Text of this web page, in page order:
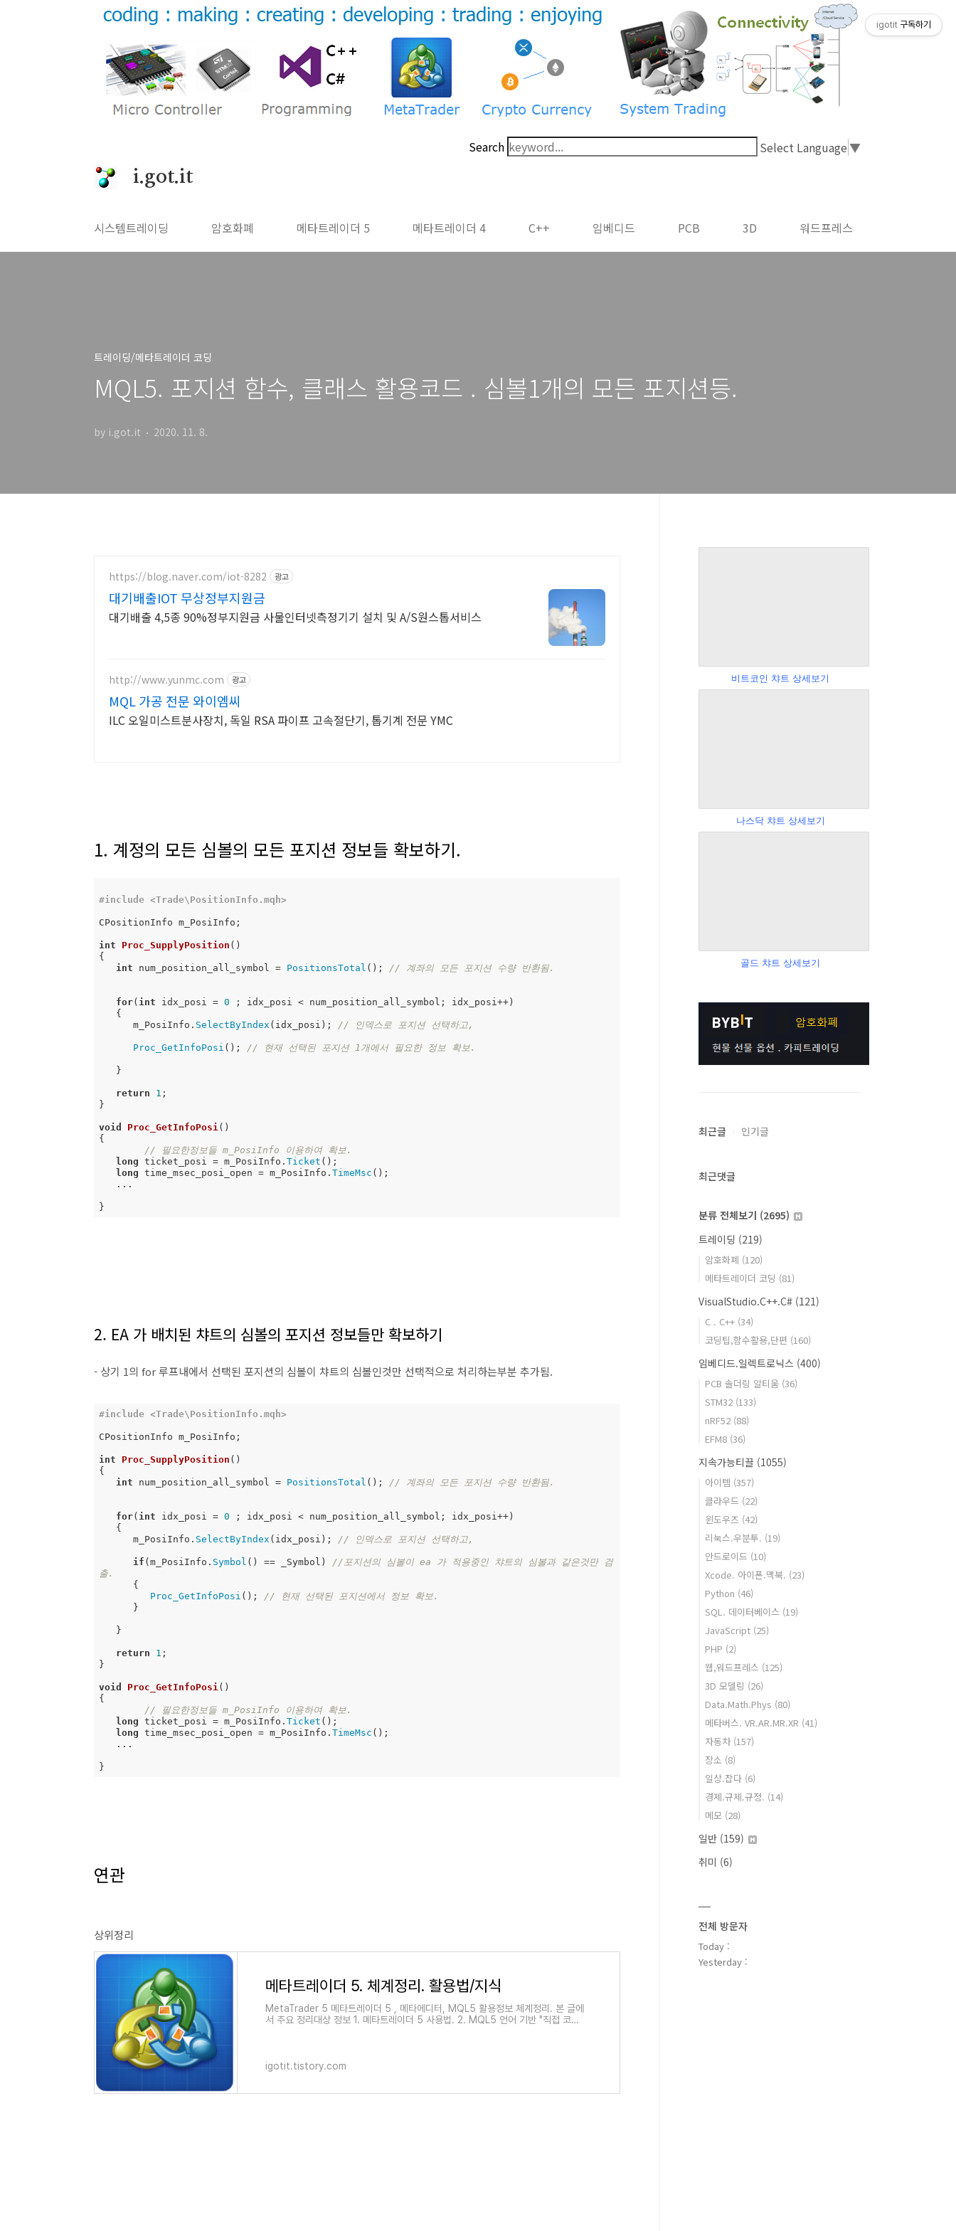
Search Select Language▼
i.got.it
시스템트레이딩 암호화폐 메타트레이더 5 메타트레이더 4 C++ 임베디드 PCB 3D 워드프레스
트레이딩/메타트레이더 코딩
MQL5. 포지션 함수, 클래스 활용코드 . 심볼1개의 모든 포지션등.
by i.got.it 2020. 11. 8.
https://blog.naver.com/iot-8282 광고
대기배출IOT 무상정부지원금
대기배출 4,5종 90%정부지원금 사물인터넷측정기기 설치 및 A/S원스톱서비스
http://www.yunmc.com 광고
MQL 가공 전문 와이엠씨
ILC 오일미스트분사장치, 독일 RSA 파이프 고속절단기, 톱기계 전문 YMC
1. 계정의 모든 심볼의 모든 포지션 정보들 확보하기.
#include <Trade\PositionInfo.mqh>
CPositionInfo m_PosiInfo;
int Proc_SupplyPosition ()
{
int num_position_all_symbol = PositionsTotal (); // 계좌의 모든 포지션 수량 반환됨.
for( int idx_posi = 0 ; idx_posi < num_position_all_symbol; idx_posi++)
      m_PosiInfo.
SelectByIndex (idx_posi); // 인덱스로 포지션 선택하고,
Proc_GetInfoPosi (); // 현재 선택된 포지션 1개에서 필요한 정보 확보.
return 1 ;
}
void Proc_GetInfoPosi ()
{
// 필요한정보들 m_PosiInfo 이용하여 확보.
long ticket_posi = m_PosiInfo. Ticket ();
long time_msec_posi_open = m_PosiInfo. TimeMsc ();
2. EA 가 배치된 챠트의 심볼의 포지션 정보들만 확보하기
- 상기 1의 for 루프내에서 선택된 포지션의 심볼이 챠트의 심볼인것만 선택적으로 처리하는부분 추가됨.
#include <Trade\PositionInfo.mqh>
CPositionInfo m_PosiInfo;
int Proc_SupplyPosition ()
{
int num_position_all_symbol = PositionsTotal (); // 계좌의 모든 포지션 수량 반환됨.
for( int idx_posi = 0 ; idx_posi < num_position_all_symbol; idx_posi++)
      m_PosiInfo.
SelectByIndex (idx_posi); // 인덱스로 포지션 선택하고,
if (m_PosiInfo. Symbol () == _Symbol)
//포지션의 심볼이 ea 가 적용중인 챠트의 심볼과 같은것만 검
출.
Proc_GetInfoPosi ();
// 현재 선택된 포지션에서 정보 확보.
return 1 ;
}
void Proc_GetInfoPosi ()
{
// 필요한정보들 m_PosiInfo 이용하여 확보.
long ticket_posi = m_PosiInfo. Ticket ();
long time_msec_posi_open = m_PosiInfo. TimeMsc ();
연관
상위정리
메타트레이더 5. 체계정리. 활용법/지식
MetaTrader 5 메타트레이더 5 , 메타에디터, MQL5 활용정보 체계정리. 본 글에
서 주요 정리대상 정보 1. 메타트레이더 5 사용법. 2. MQL5 언어 기반 "직접 코
igotit.tistory.com
비트코인 챠트 상세보기
나스닥 챠트 상세보기
골드 챠트 상세보기
최근글 인기글
최근댓글
분류 전체보기 (2695)
트레이딩 (219)
암호화폐 (120)
메타트레이더 코딩 (81)
VisualStudio.C++.C# (121)
C . C++ (34)
코딩팁,함수활용,단편 (160)
임베디드.일렉트로닉스 (400)
PCB 솔더링 알티움 (36)
STM32 (133)
nRF52 (88)
EFM8 (36)
지속가능티끌 (1055)
아이템 (357)
클라우드 (22)
윈도우즈 (42)
리눅스.우분투. (19)
안드로이드 (10)
Xcode. 아이폰.맥북. (23)
Python (46)
SQL. 데이터베이스 (19)
JavaScript (25)
PHP (2)
웹,워드프레스 (125)
3D 모델링 (26)
Data.Math.Phys (80)
메타버스. VR.AR.MR.XR (41)
자동차 (157)
장소 (8)
일상.잡다 (6)
경제.규제.규정. (14)
메모 (28)
일반 (159)
취미 (6)
전체 방문자
Today :
Yesterday :
igotit 구독하기